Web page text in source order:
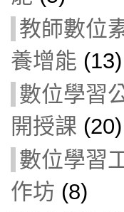
教師數位
養增能 (13)
數位學習
開授課 (20)
數位學習
作坊 (8)